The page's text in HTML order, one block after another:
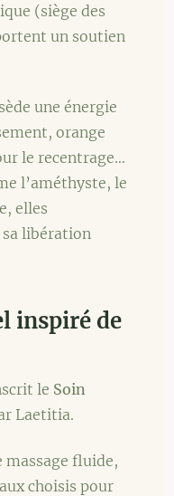
(siège des
un soutien
une énergie
orange
le recentrage…
l’améthyste, le
elles
sa libération
inspiré de
le Soin
Laetitia.
massage fluide,
choisis pour